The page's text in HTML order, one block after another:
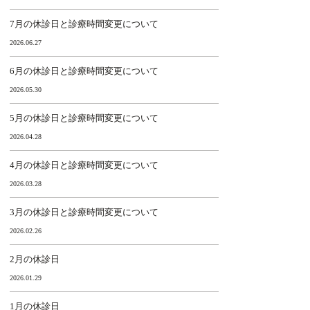
7月の休診日と診療時間変更について
2026.06.27
6月の休診日と診療時間変更について
2026.05.30
5月の休診日と診療時間変更について
2026.04.28
4月の休診日と診療時間変更について
2026.03.28
3月の休診日と診療時間変更について
2026.02.26
2月の休診日
2026.01.29
1月の休診日